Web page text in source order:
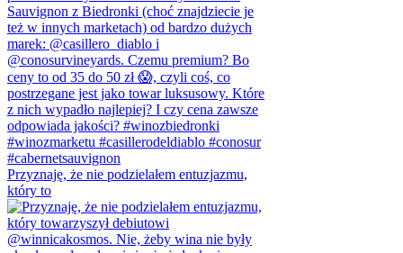
Przyznaję, że nie podzielałem entuzjazmu,
który to